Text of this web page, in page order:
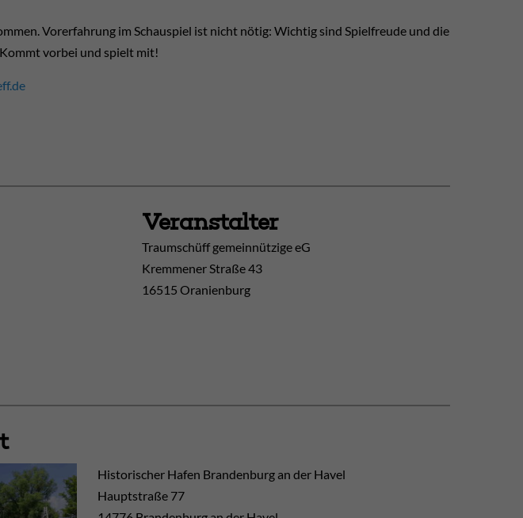
Vorerfahrung im Schauspiel ist nicht nötig: Wichtig sind Spielfreude und die
vorbei und spielt mit!
Veranstalter
Traumschüff gemeinnützige eG
Kremmener Straße 43
16515 Oranienburg
Historischer Hafen Brandenburg an der Havel
Hauptstraße 77